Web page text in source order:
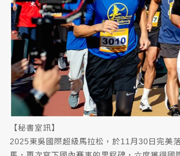
【秘書室訊】
2025東吳國際超級馬拉松，於11月30日完美